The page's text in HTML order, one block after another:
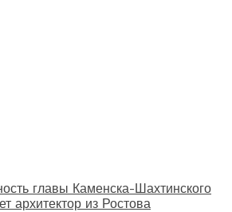
главы Каменска-Шахтинского
архитектор из Ростова